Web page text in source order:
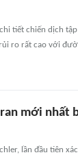
tiết chiến dịch
ro rất cao với
mới nhất
lần đầu tiên